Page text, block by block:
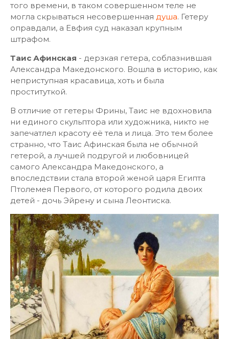
того времени, в таком совершенном теле не
могла скрываться несовершенная душа. Гетеру
оправдали, а Евфия суд наказал крупным
штрафом.
Таис Афинская - дерзкая гетера, соблазнившая
Александра Македонского. Вошла в историю, как
неприступная красавица, хоть и была
проституткой.
В отличие от гетеры Фрины, Таис не вдохновила
ни единого скульптора или художника, никто не
запечатлел красоту её тела и лица. Это тем более
странно, что Таис Афинская была не обычной
гетерой, а лучшей подругой и любовницей
самого Александра Македонского, а
впоследствии стала второй женой царя Египта
Птолемея Первого, от которого родила двоих
детей - дочь Эйрену и сына Леонтиска.